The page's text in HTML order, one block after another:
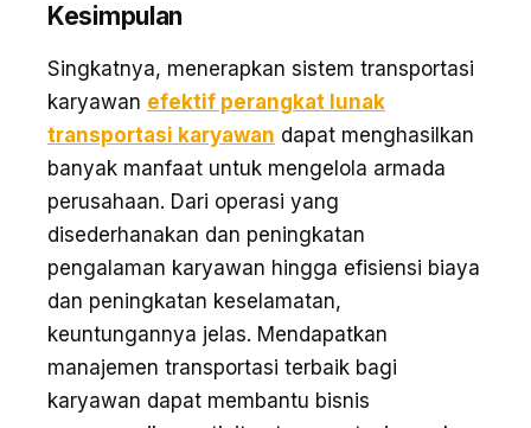
Kesimpulan
Singkatnya, menerapkan sistem transportasi
karyawan efektif perangkat lunak
transportasi karyawan dapat menghasilkan
banyak manfaat untuk mengelola armada
perusahaan. Dari operasi yang
disederhanakan dan peningkatan
pengalaman karyawan hingga efisiensi biaya
dan peningkatan keselamatan,
keuntungannya jelas. Mendapatkan
manajemen transportasi terbaik bagi
karyawan dapat membantu bisnis